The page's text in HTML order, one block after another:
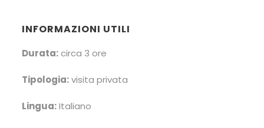
INFORMAZIONI UTILI
Durata:circa 3 ore
Tipologia:visita privata
Lingua:Italiano